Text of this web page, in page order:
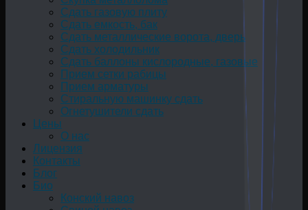
Сдать газовую плиту
Сдать емкость, бак
Cдать металлические ворота, дверь
Сдать холодильник
Сдать баллоны кислородные, газовые
Прием сетки рабицы
Прием арматуры
Стиральную машинку сдать
Огнетушители сдать
Цены
О нас
Лицензия
Контакты
Блог
Био
Конский навоз